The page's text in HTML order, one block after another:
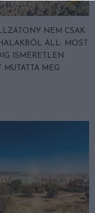
NEM CSAK
ÁLL: MOST
ISMERETLEN
MUTATTA MEG